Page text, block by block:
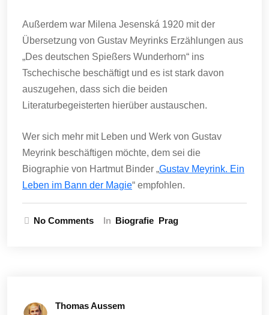
Außerdem war Milena Jesenská 1920 mit der
Übersetzung von Gustav Meyrinks Erzählungen aus
„Des deutschen Spießers Wunderhorn“ ins
Tschechische beschäftigt und es ist stark davon
auszugehen, dass sich die beiden
Literaturbegeisterten hierüber austauschen.
Wer sich mehr mit Leben und Werk von Gustav
Meyrink beschäftigen möchte, dem sei die
Biographie von Hartmut Binder „Gustav Meyrink. Ein
Leben im Bann der Magie“ empfohlen.
No Comments In Biografie Prag
Thomas Aussem